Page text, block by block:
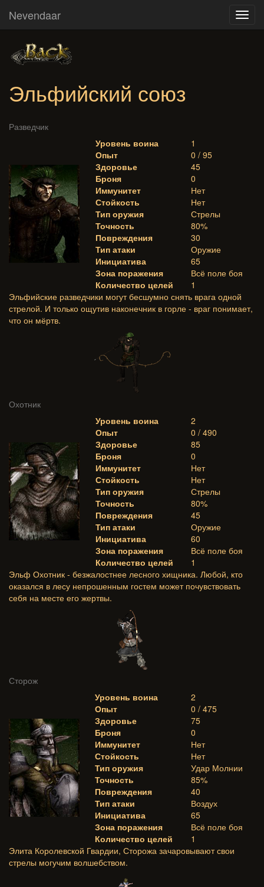
Nevendaar
Эльфийский союз
Разведчик
Уровень воина
1
Опыт
0 / 95
Здоровье
45
Броня
0
Иммунитет
Нет
Стойкость
Нет
Тип оружия
Стрелы
Точность
80%
Повреждения
30
Тип атаки
Оружие
Инициатива
65
Зона поражения
Всё поле боя
Количество целей
1
Эльфийские разведчики могут бесшумно снять врага одной
стрелой. И только ощутив наконечник в горле - враг понимает,
что он мёртв.
Охотник
Уровень воина
2
Опыт
0 / 490
Здоровье
85
Броня
0
Иммунитет
Нет
Стойкость
Нет
Тип оружия
Стрелы
Точность
80%
Повреждения
45
Тип атаки
Оружие
Инициатива
60
Зона поражения
Всё поле боя
Количество целей
1
Эльф Охотник - безжалостнее лесного хищника. Любой, кто
оказался в лесу непрошенным гостем может почувствовать
себя на месте его жертвы.
Сторож
Уровень воина
2
Опыт
0 / 475
Здоровье
75
Броня
0
Иммунитет
Нет
Стойкость
Нет
Тип оружия
Удар Молнии
Точность
85%
Повреждения
40
Тип атаки
Воздух
Инициатива
65
Зона поражения
Всё поле боя
Количество целей
1
Элита Королевской Гвардии, Сторожа зачаровывают свои
стрелы могучим волшебством.